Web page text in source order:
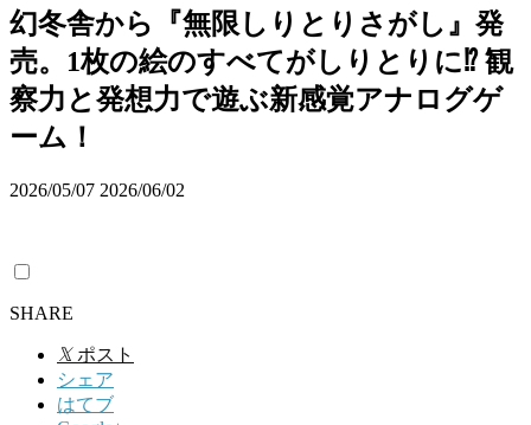
幻冬舎から『無限しりとりさがし』発
売。1枚の絵のすべてがしりとりに⁉ 観
察力と発想力で遊ぶ新感覚アナログゲ
ーム！
2026/05/07 2026/06/02
SHARE
𝕏 ポスト
シェア
はてブ